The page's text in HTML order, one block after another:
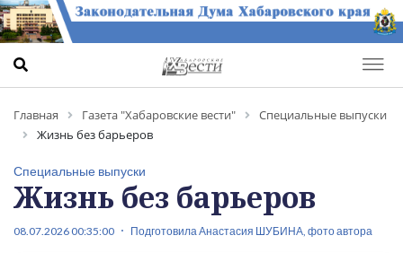
Главная Газета "Хабаровские вести"
Специальные выпуски
Жизнь без барьеров
Специальные выпуски
Жизнь без барьеров
08.07.2026 00:35:00 Подготовила Анастасия ШУБИНА, фото автора